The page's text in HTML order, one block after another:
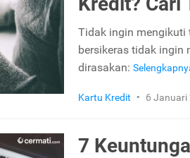
Tidak ingin mengikuti
bersikeras tidak ingin
dirasakan:
Kartu Kredit • 6 Januari
7